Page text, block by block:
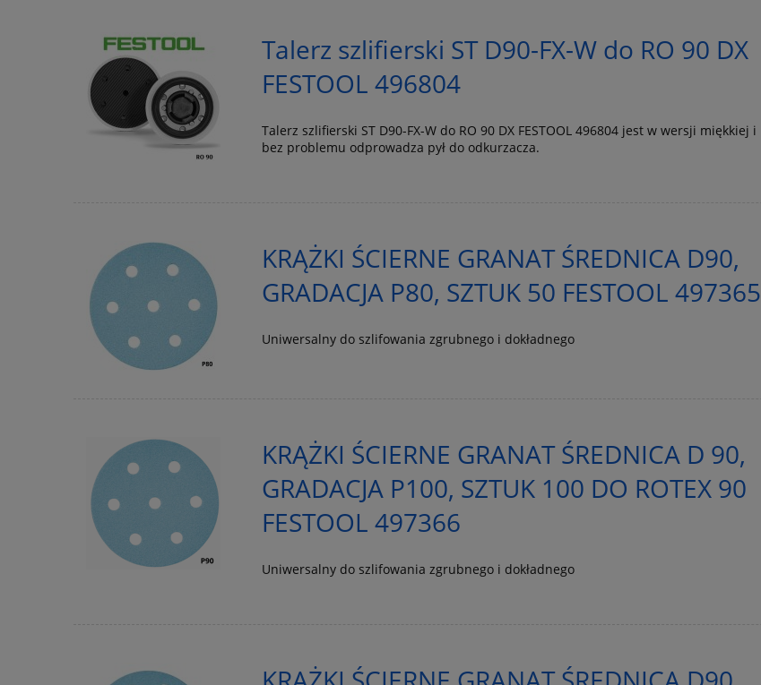
Talerz szlifierski ST D90-FX-W do RO 90 DX
FESTOOL 496804
Talerz szlifierski ST D90-FX-W do RO 90 DX FESTOOL 496804 jest w wersji miękkiej i
bez problemu odprowadza pył do odkurzacza.
KRĄŻKI ŚCIERNE GRANAT ŚREDNICA D90,
GRADACJA P80, SZTUK 50 FESTOOL 497365
Uniwersalny do szlifowania zgrubnego i dokładnego
KRĄŻKI ŚCIERNE GRANAT ŚREDNICA D 90,
GRADACJA P100, SZTUK 100 DO ROTEX 90
FESTOOL 497366
Uniwersalny do szlifowania zgrubnego i dokładnego